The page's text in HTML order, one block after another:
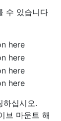
수 있습니다
하십시오.
브 마운트 해